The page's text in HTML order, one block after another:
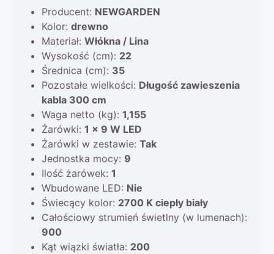
Producent: NEWGARDEN
Kolor: drewno
Materiał: Włókna / Lina
Wysokość (cm): 22
Średnica (cm): 35
Pozostałe wielkości: Długość zawieszenia
kabla 300 cm
Waga netto (kg): 1,155
Żarówki: 1 x 9 W LED
Żarówki w zestawie: Tak
Jednostka mocy: 9
Ilość żarówek: 1
Wbudowane LED: Nie
Świecący kolor: 2700 K ciepły biały
Całościowy strumień świetlny (w lumenach):
900
Kąt wiązki światła: 200